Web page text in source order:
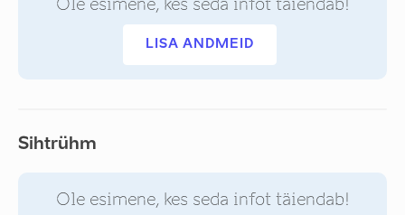
Ole esimene, kes seda infot täiendab!
LISA ANDMEID
Sihtrühm
Ole esimene, kes seda infot täiendab!